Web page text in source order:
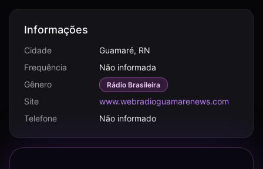
Informações
Cidade
Guamaré, RN
Frequência
Não informada
Gênero
Rádio Brasileira
Site
www.webradioguamarenews.com
Telefone
Não informado